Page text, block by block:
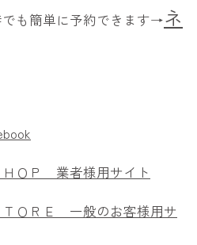
も簡単に予約できます→ネ
ＯＰ 業者様用サイト
ＯＲＥ 一般のお客様用サ